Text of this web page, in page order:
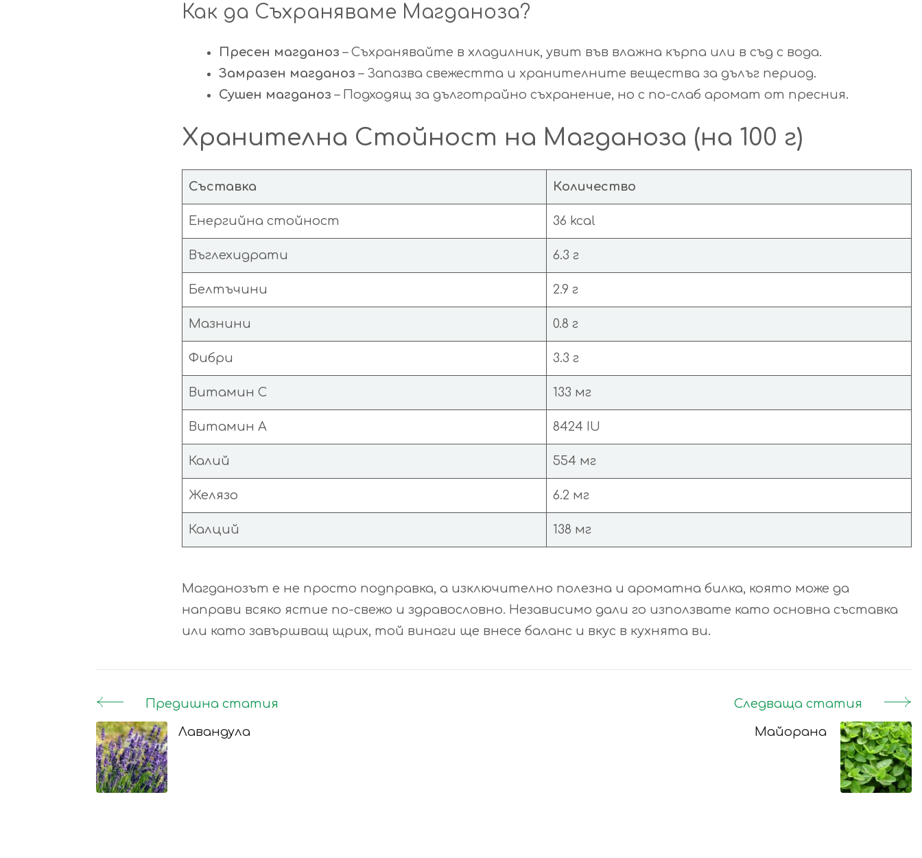
Как да Съхраняваме Магданоза?
Пресен магданоз – Съхранявайте в хладилник, увит във влажна кърпа или в съд с вода.
Замразен магданоз – Запазва свежестта и хранителните вещества за дълъг период.
Сушен магданоз – Подходящ за дълготрайно съхранение, но с по-слаб аромат от пресния.
Хранителна Стойност на Магданоза (на 100 г)
Съставка Количество
Енергийна стойност 36 kcal
Въглехидрати 6.3 г
Белтъчини 2.9 г
Мазнини 0.8 г
Фибри 3.3 г
Витамин C 133 мг
Витамин A 8424 IU
Калий 554 мг
Желязо 6.2 мг
Калций 138 мг
Магданозът е не просто подправка, а изключително полезна и ароматна билка, която може да
направи всяко ястие по-свежо и здравословно. Независимо дали го използвате като основна съставка
или като завършващ щрих, той винаги ще внесе баланс и вкус в кухнята ви.
Post
Navigation
Предишна статия
Лавандула
Следваща статия
Майорана